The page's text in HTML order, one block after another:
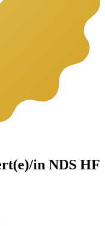
in NDS HF